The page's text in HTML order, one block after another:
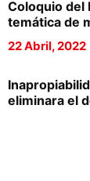
Calendario
Revistas
Siguenos
Coloquio del
temática de
22 Abril, 2022
eliminara el